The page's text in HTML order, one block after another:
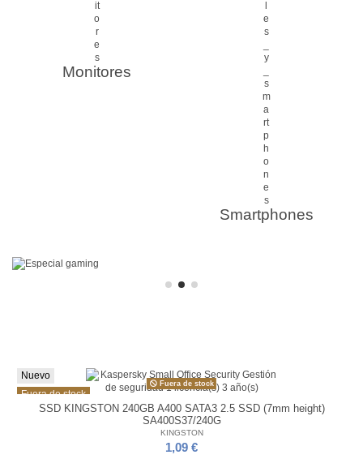
Monitores
Smartphones
Nuevo
Fuera de stock
Fuera de stock
SSD KINGSTON 240GB A400 SATA3 2.5 SSD (7mm height)
SA400S37/240G
KINGSTON
1,09 €